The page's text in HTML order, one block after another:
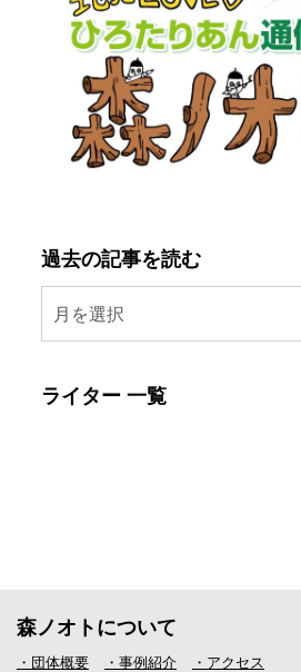
過去の記事を読む
月を選択
ライター 一覧
森ノオトについて
・団体概要 ・事例紹介 ・アクセス